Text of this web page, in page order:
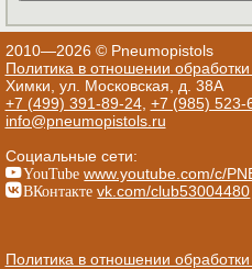
2010—2026 © Pneumopistols
Политика в отношении
Химки, ул. Московская, д. 38А
+7 (499) 391-89-24, +7 (985) 523-
info@pneumopistols.ru
Социальные сети:
YouTube www.youtube.com/c/
ВКонтакте vk.com/club53004480
Политика в отношении